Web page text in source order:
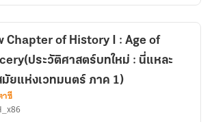
Chapter of History I : Age of
ประวัติศาสตร์บทใหม่ : นี่แหละ
ยแห่งเวทมนตร์ ภาค 1)
ซี